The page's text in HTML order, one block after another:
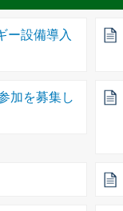
ー設備導入
加を募集し